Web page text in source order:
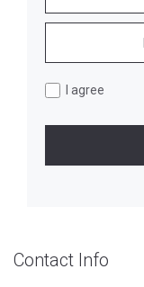
I agree
Contact Info